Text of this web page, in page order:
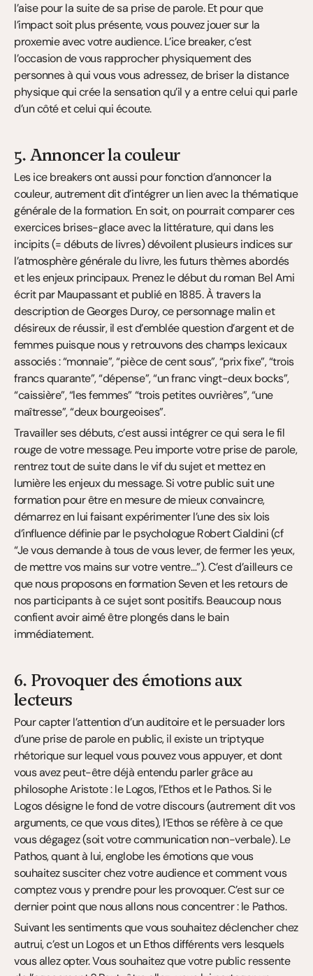
l’aise pour la suite de sa prise de parole. Et pour que
l’impact soit plus présente, vous pouvez jouer sur la
proxemie avec votre audience. L’ice breaker, c’est
l’occasion de vous rapprocher physiquement des
personnes à qui vous vous adressez, de briser la distance
physique qui crée la sensation qu’il y a entre celui qui parle
d’un côté et celui qui écoute.
5. Annoncer la couleur
Les ice breakers ont aussi pour fonction d’annoncer la
couleur, autrement dit d’intégrer un lien avec la thématique
générale de la formation. En soit, on pourrait comparer ces
exercices brises-glace avec la littérature, qui dans les
incipits (= débuts de livres) dévoilent plusieurs indices sur
l’atmosphère générale du livre, les futurs thèmes abordés
et les enjeux principaux. Prenez le début du roman Bel Ami
écrit par Maupassant et publié en 1885. À travers la
description de Georges Duroy, ce personnage malin et
désireux de réussir, il est d’emblée question d’argent et de
femmes puisque nous y retrouvons des champs lexicaux
associés : “monnaie”, “pièce de cent sous”, “prix fixe”, “trois
francs quarante”, “dépense”, “un franc vingt-deux bocks”,
“caissière”, “les femmes” “trois petites ouvrières”, “une
maîtresse”, “deux bourgeoises”.
Travailler ses débuts, c’est aussi intégrer ce qui sera le fil
rouge de votre message. Peu importe votre prise de parole,
rentrez tout de suite dans le vif du sujet et mettez en
lumière les enjeux du message. Si votre public suit une
formation pour être en mesure de mieux convaincre,
démarrez en lui faisant expérimenter l’une des six lois
d’influence définie par le psychologue Robert Cialdini (cf
“Je vous demande à tous de vous lever, de fermer les yeux,
de mettre vos mains sur votre ventre…”). C’est d’ailleurs ce
que nous proposons en formation Seven et les retours de
nos participants à ce sujet sont positifs. Beaucoup nous
confient avoir aimé être plongés dans le bain
immédiatement.
6. Provoquer des émotions aux
lecteurs
Pour capter l’attention d’un auditoire et le persuader lors
d’une prise de parole en public, il existe un triptyque
rhétorique sur lequel vous pouvez vous appuyer, et dont
vous avez peut-être déjà entendu parler grâce au
philosophe Aristote : le Logos, l’Ethos et le Pathos. Si le
Logos désigne le fond de votre discours (autrement dit vos
arguments, ce que vous dites), l’Ethos se réfère à ce que
vous dégagez (soit votre communication non-verbale). Le
Pathos, quant à lui, englobe les émotions que vous
souhaitez susciter chez votre audience et comment vous
comptez vous y prendre pour les provoquer. C’est sur ce
dernier point que nous allons nous concentrer : le Pathos.
Suivant les sentiments que vous souhaitez déclencher chez
autrui, c’est un Logos et un Ethos différents vers lesquels
vous allez opter. Vous souhaitez que votre public ressente